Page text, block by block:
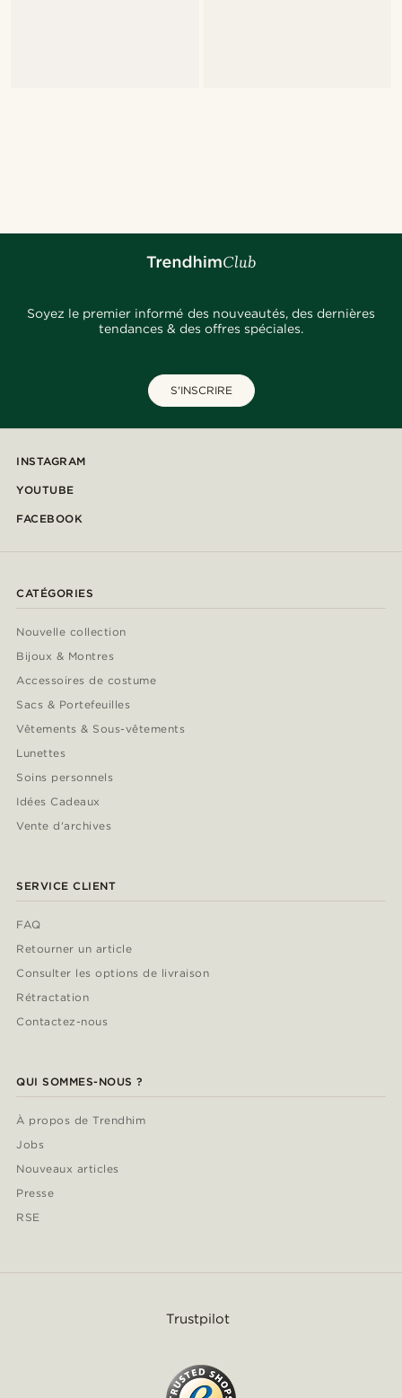
Soyez le premier informé des nouveautés, des dernières
tendances & des offres spéciales.
S'INSCRIRE
INSTAGRAM
YOUTUBE
FACEBOOK
CATÉGORIES
Nouvelle collection
Bijoux & Montres
Accessoires de costume
Sacs & Portefeuilles
Vêtements & Sous-vêtements
Lunettes
Soins personnels
Idées Cadeaux
Vente d'archives
SERVICE CLIENT
FAQ
Retourner un article
Consulter les options de livraison
Rétractation
Contactez-nous
QUI SOMMES-NOUS ?
À propos de Trendhim
Jobs
Nouveaux articles
Presse
RSE
Trustpilot